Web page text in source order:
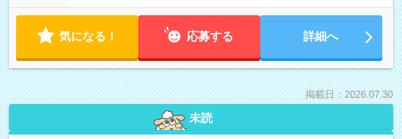
気になる！ 応募する 詳細へ
掲載日：2026.07.30
未読